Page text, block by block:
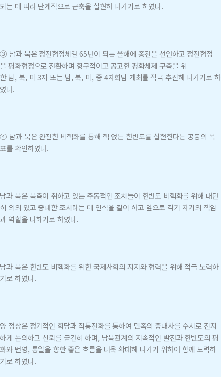
되는 데 따라 단계적으로 군축을 실현해 나가기로 하였다.
③ 남과 북은 정전협정체결 65년이 되는 올해에 종전을 선언하고 정전협정
을 평화협정으로 전환하며 항구적이고 공고한 평화체제 구축을 위
한 남, 북, 미 3자 또는 남, 북, 미, 중 4자회담 개최를 적극 추진해 나가기로 하
였다.
④ 남과 북은 완전한 비핵화를 통해 핵 없는 한반도를 실현한다는 공동의 목
표를 확인하였다.
남과 북은 북측이 취하고 있는 주동적인 조치들이 한반도 비핵화를 위해 대단
히 의의 있고 중대한 조치라는 데 인식을 같이 하고 앞으로 각기 자기의 책임
과 역할을 다하기로 하였다.
남과 북은 한반도 비핵화를 위한 국제사회의 지지와 협력을 위해 적극 노력하
기로 하였다.
양 정상은 정기적인 회담과 직통전화를 통하여 민족의 중대사를 수시로 진지
하게 논의하고 신뢰를 굳건히 하며, 남북관계의 지속적인 발전과 한반도의 평
화와 번영, 통일을 향한 좋은 흐름을 더욱 확대해 나가기 위하여 함께 노력하
기로 하였다.